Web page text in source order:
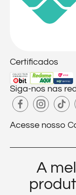
Certificados
Siga-nos nas
Acesse nosso
A